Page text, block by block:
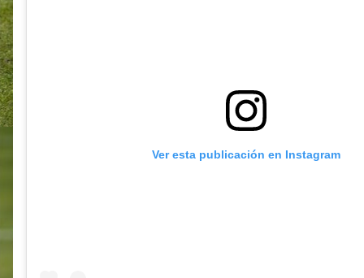
Ver esta publicación en Instagram